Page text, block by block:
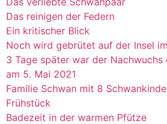
Das reinigen der Federn
Ein kritischer Blick
Noch wird gebrütet auf der Insel
3 Tage später war der Nachwuchs
am 5. Mai 2021
Familie Schwan mit 8
Frühstück
Badezeit in der warmen Pfütze